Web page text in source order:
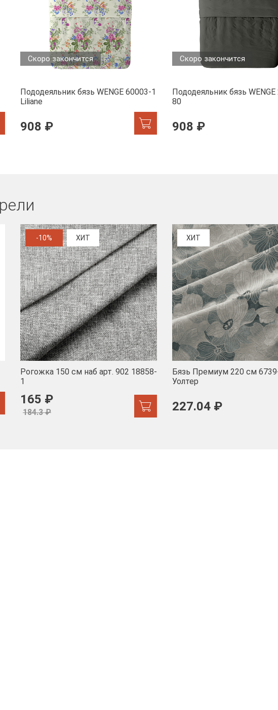
Скоро закончится
Пододеяльник бязь WENGE 60003-1
Liliane
908 ₽
Скоро закончится
Пододеяльник бязь
80
908 ₽
-10% ХИТ
Рогожка 150 см наб арт. 902 18858-
1
165 ₽
184.3 ₽
ХИТ
Бязь Премиум 220 см
Уолтер
227.04 ₽